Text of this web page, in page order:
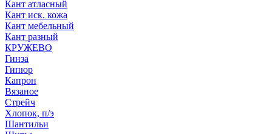
Кант атласный
Кант иск. кожа
Кант мебельный
Кант разный
КРУЖЕВО
Гинза
Гипюр
Капрон
Вязаное
Стрейч
Хлопок, п/э
Шантильи